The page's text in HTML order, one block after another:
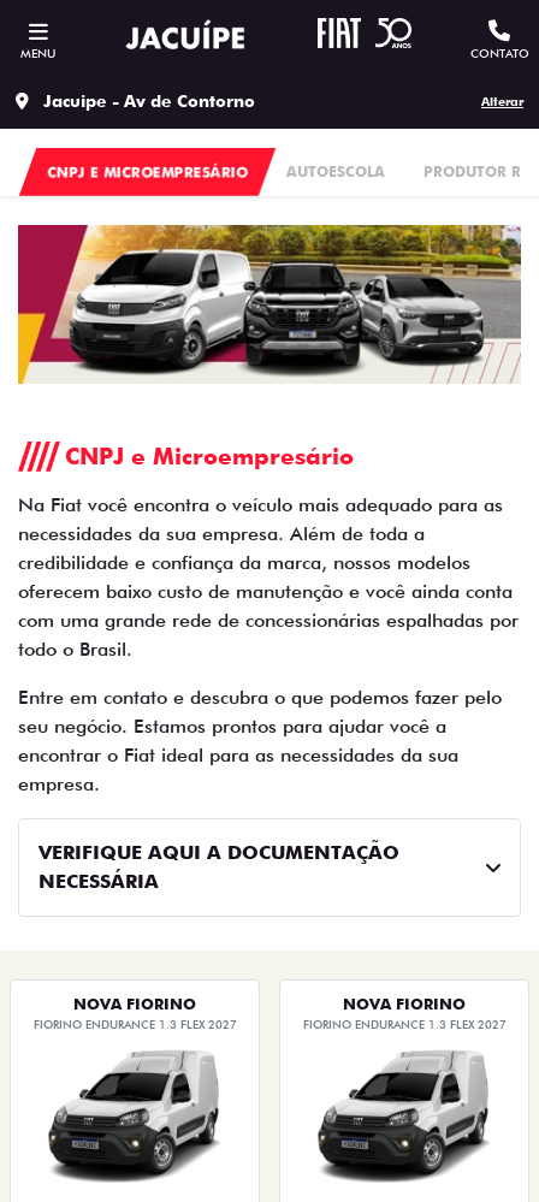
MENU CONTATO
Jacuipe - Av de Contorno Alterar
CNPJ E MICROEMPRESÁRIO AUTOESCOLA PRODUTOR
CNPJ e Microempresário
Na Fiat você encontra o veículo mais adequado para as
necessidades da sua empresa. Além de toda a
credibilidade e confiança da marca, nossos modelos
oferecem baixo custo de manutenção e você ainda conta
com uma grande rede de concessionárias espalhadas por
todo o Brasil.
Entre em contato e descubra o que podemos fazer pelo
seu negócio. Estamos prontos para ajudar você a
encontrar o Fiat ideal para as necessidades da sua
empresa.
VERIFIQUE AQUI A DOCUMENTAÇÃO
NECESSÁRIA
NOVA FIORINO
FIORINO ENDURANCE 1.3 FLEX 2027
NOVA FIORINO
FIORINO ENDURANCE 1.3 FLEX 2027